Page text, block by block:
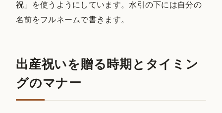
祝」を使うようにしています。水引の下には自分の
名前をフルネームで書きます。
出産祝いを贈る時期とタイミン
グのマナー